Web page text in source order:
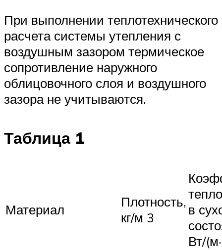
При выполнении теплотехнического
расчета системы утепления с
воздушным зазором термическое
сопротивление наружного
облицовочного слоя и воздушного
зазора не учитываются.
Таблица 1
Материал
Плотность,
кг/м 3
в
Вт/